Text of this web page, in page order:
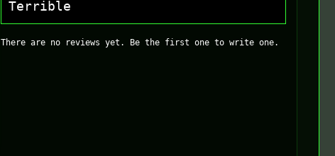
Terrible
There are no reviews yet. Be the first one to write one.